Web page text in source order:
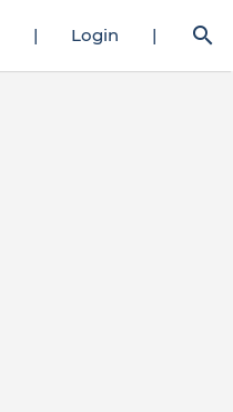
| Login | search